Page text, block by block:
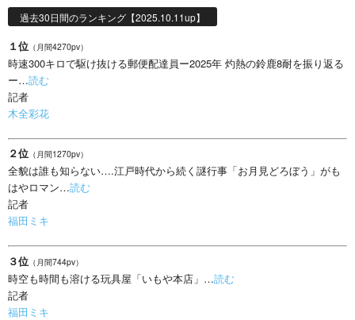
過去30日間のランキング【2025.10.11up】
１位 （月間4270pv）
時速300キロで駆け抜ける郵便配達員ー2025年 灼熱の鈴鹿8耐を振り返る
ー…読む
記者
木全彩花
２位 （月間1270pv）
全貌は誰も知らない….江戸時代から続く謎行事「お月見どろぼう」がも
はやロマン…読む
記者
福田ミキ
３位 （月間744pv）
時空も時間も溶ける玩具屋「いもや本店」…読む
記者
福田ミキ